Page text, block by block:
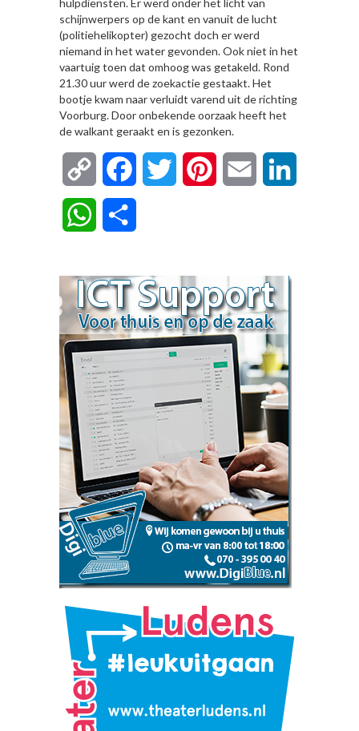
schijnwerpers op de kant en vanuit de lucht
(politiehelikopter) gezocht doch er werd
niemand in het water gevonden. Ook niet in het
vaartuig toen dat omhoog was getakeld. Rond
21.30 uur werd de zoekactie gestaakt. Het
bootje kwam naar verluidt varend uit de richting
Voorburg. Door onbekende oorzaak heeft het
de walkant geraakt en is gezonken.
Copy
Link
FacebookTwitter Pinterest Email
WhatsApp